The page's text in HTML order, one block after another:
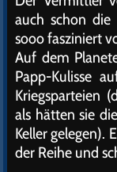
auch schon
sooo fasziniert
Auf dem
Papp-Kulisse
Kriegsparteien
als hätten sie
Keller gelegen).
der Reihe und